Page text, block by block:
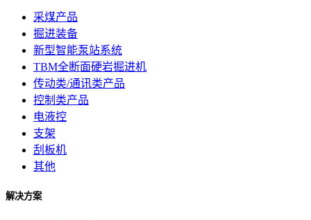
采煤产品
掘进装备
新型智能泵站系统
TBM全断面硬岩掘进机
传动类/通讯类产品
控制类产品
电液控
支架
刮板机
其他
解决方案